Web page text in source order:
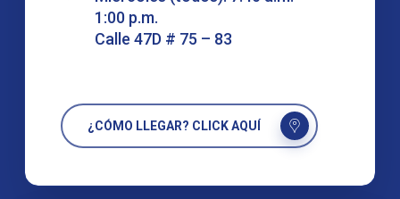
1:00 p.m.
Calle 47D # 75 – 83
¿CÓMO LLEGAR? CLICK AQUÍ